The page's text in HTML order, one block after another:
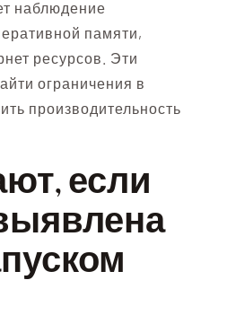
наблюдение
памяти,
ресурсов. Эти
ограничения в
производительность
если